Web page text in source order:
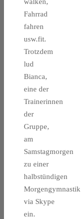
walken,
Fahrrad
fahren
usw.fit.
Trotzdem
lud
Bianca,
eine der
Trainerinnen
der
Gruppe,
am
Samstagmorgen
zu einer
halbstündigen
Morgengymnastik
via Skype
ein.